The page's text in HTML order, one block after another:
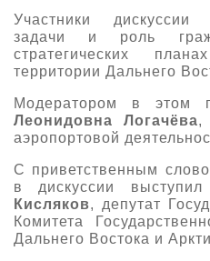
Публикации о выставке
Пресс-релизы
Участники дискуссии
задачи и роль
стратегических
территории Дальнего
Модератором в этом
Леонидовна Логачёва,
аэропортовой
С приветственным
в дискуссии выступил
Кисляков, депутат
Комитета
Дальнего Востока и